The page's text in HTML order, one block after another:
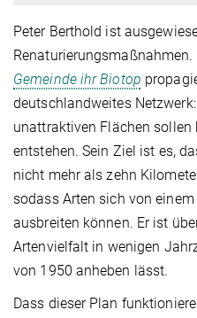
Peter Berthold ist
Gemeinde ihr Biotop
deutschlandweites
unattraktiven Flächen sollen
entstehen. Sein Ziel ist es,
nicht mehr als zehn
sodass Arten sich von
ausbreiten können. Er ist
Artenvielfalt in wenigen
von 1950 anheben lässt.
Dass dieser Plan